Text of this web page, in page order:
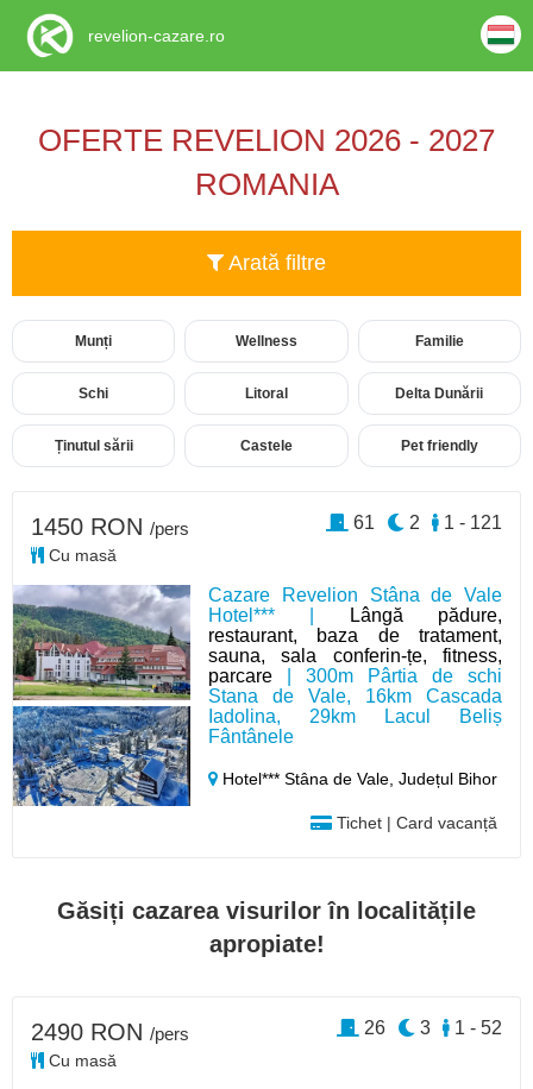
OFERTE REVELION 2026 - 2027
ROMANIA
Arată filtre
Munți Wellness Familie
Schi Litoral Delta Dunării
Ținutul sării Castele Pet friendly
Cazare Revelion Stâna de Vale
Hotel*** |
Lângă pădure,
restaurant, baza de tratament,
sauna, sala conferin-țe, fitness,
parcare | 300m Pârtia de schi
Stana de Vale, 16km Cascada
Iadolina, 29km Lacul Beliș
Fântânele
Hotel*** Stâna de Vale,Județul Bihor
Tichet | Card vacanță
1450 RON /pers
Cu masă
1 - 121
2
61
Găsiți cazarea visurilor în localitățile
apropiate!
2490 RON /pers
Cu masă
1 - 52
3
26
revelion-cazare.ro